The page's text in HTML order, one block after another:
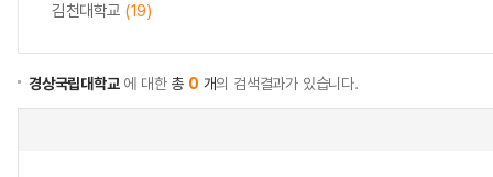
김천대학교 (19)
경상국립대학교에 대한총 0 개의 검색결과가 있습니다.